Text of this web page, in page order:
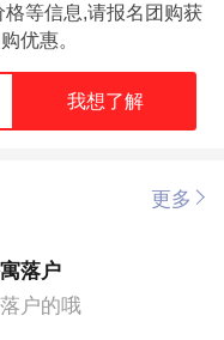
等信息,请报名团购获
优惠。
我想了解
更多
落户
户的哦